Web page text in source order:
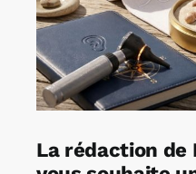
La rédaction de